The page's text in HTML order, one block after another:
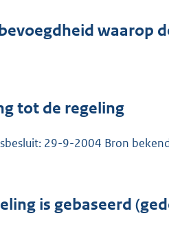
waarop
tot de regeling
29-9-2004 Bron
is gebaseerd